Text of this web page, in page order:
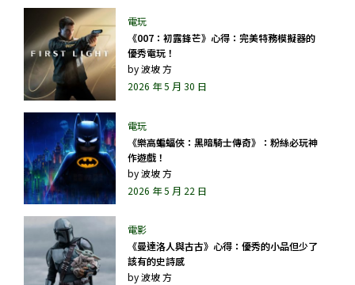
《007：初露鋒芒》心得：完美特務模擬器的
優秀電玩！
by波坡 方
2026 年 5 月 30 日
《樂高蝙蝠俠：黑暗騎士傳奇》：粉絲必玩神
作遊戲！
by波坡 方
2026 年 5 月 22 日
《曼達洛人與古古》心得：優秀的小品但少了
該有的史詩感
by波坡 方